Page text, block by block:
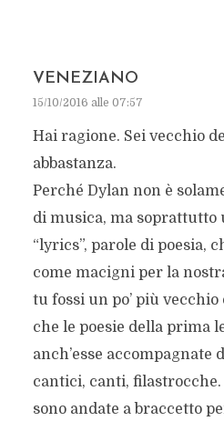
VENEZIANO
15/10/2016 alle 07:57
Hai ragione. Sei vecchio
abbastanza.
Perché Dylan non è
di musica, ma soprattutto
“lyrics”, parole di poesia,
come macigni per la
tu fossi un po’ più
che le poesie della prima
anch’esse accompagnate
cantici, canti,
sono andate a braccetto